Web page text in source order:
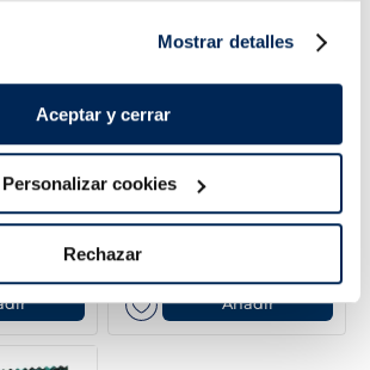
Mostrar detalles
Aceptar y cerrar
Personalizar cookies
Rechazar
gambas
Multipack 5u
450 g
2,99 €
Añadir